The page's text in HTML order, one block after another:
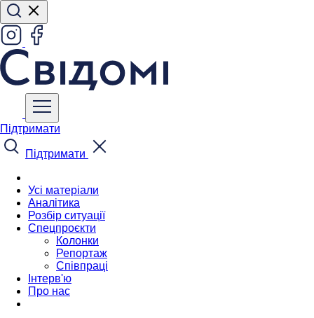
Підтримати
Підтримати
Усі матеріали
Аналітика
Розбір ситуації
Спецпроєкти
Колонки
Репортаж
Співпраці
Інтерв'ю
Про нас